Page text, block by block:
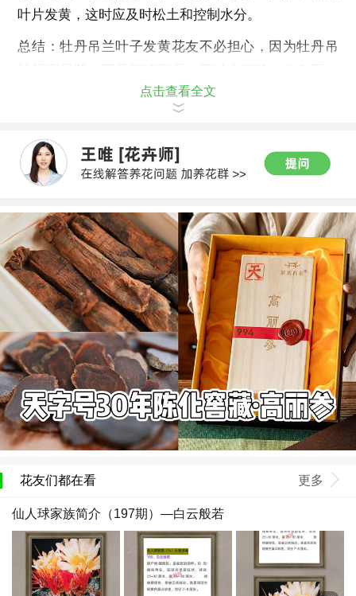
叶片发黄，这时应及时松土和控制水分。
总结：牡丹吊兰叶子发黄花友不必担心，因为牡丹吊
点击查看全文
花友们都在看 更多
仙人球家族简介（197期）—白云般若